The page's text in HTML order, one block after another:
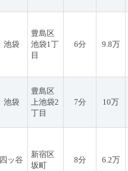
池袋
豊島区
池袋1丁
目
6分 9.8万
池袋
豊島区
上池袋2
丁目
7分 10万
四ッ谷
新宿区
坂町
8分 6.2万